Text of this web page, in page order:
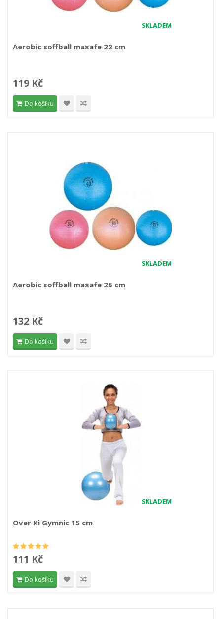
SKLADEM
Aerobic soffball maxafe 22 cm
119 Kč
Do košíku
SKLADEM
Aerobic soffball maxafe 26 cm
132 Kč
Do košíku
SKLADEM
Over Ki Gymnic 15 cm
111 Kč
Do košíku